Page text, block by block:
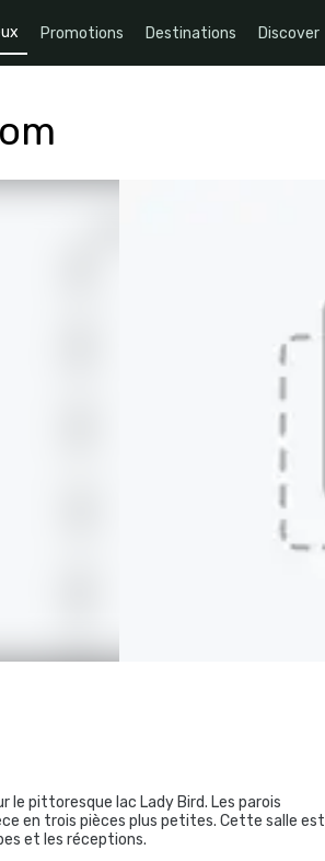
Promotions Destinations Discover
le pittoresque lac Lady Bird. Les parois
en trois pièces plus petites. Cette salle est
et les réceptions.